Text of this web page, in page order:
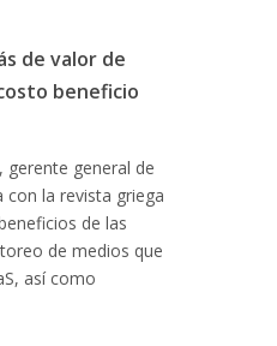
de valor de
beneficio
gerente general de
con la revista griega
de las
de medios que
así como